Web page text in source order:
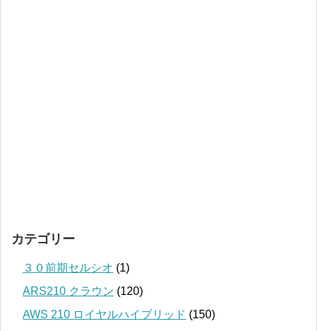
カテゴリー
３０前期セルシオ (1)
ARS210 クラウン (120)
AWS 210 ロイヤルハイブリッド (150)